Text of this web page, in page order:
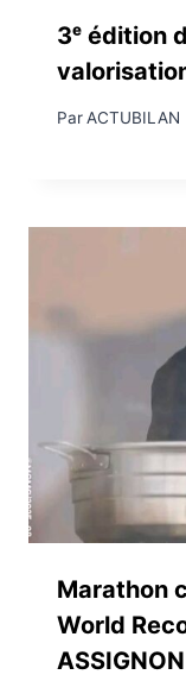
3ᵉ édition
ParACTUBILAN
Marathon
World